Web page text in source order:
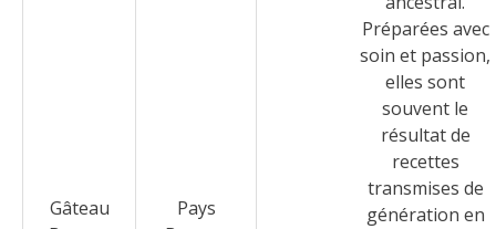
Gâteau
Pays
Préparées avec
soin et passion,
elles sont
souvent le
résultat de
recettes
transmises de
génération en